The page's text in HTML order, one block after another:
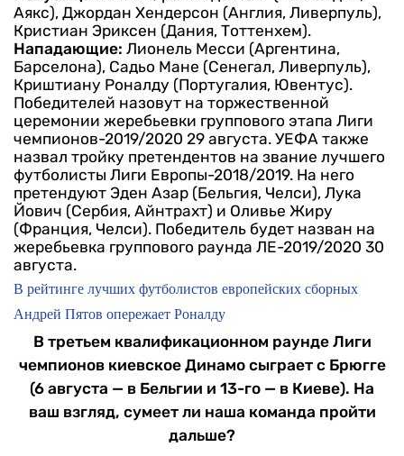
Аякс), Джордан Хендерсон (Англия, Ливерпуль),
Кристиан Эриксен (Дания, Тоттенхем).
Нападающие: Лионель Месси (Аргентина,
Барселона), Садьо Мане (Сенегал, Ливерпуль),
Криштиану Роналду (Португалия, Ювентус).
Победителей назовут на торжественной
церемонии жеребьевки группового этапа Лиги
чемпионов-2019/2020 29 августа. УЕФА также
назвал тройку претендентов на звание лучшего
футболисты Лиги Европы-2018/2019. На него
претендуют Эден Азар (Бельгия, Челси), Лука
Йович (Сербия, Айнтрахт) и Оливье Жиру
(Франция, Челси). Победитель будет назван на
жеребьевка группового раунда ЛЕ-2019/2020 30
августа.
В рейтинге лучших футболистов европейских сборных
Андрей Пятов опережает Роналду
В третьем квалификационном раунде Лиги
чемпионов киевское Динамо сыграет с Брюгге
(6 августа — в Бельгии и 13-го — в Киеве). На
ваш взгляд, сумеет ли наша команда пройти
дальше?